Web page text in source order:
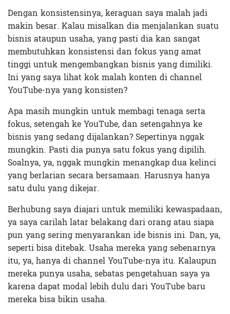
Dengan konsistensinya, keraguan saya malah jadi
makin besar. Kalau misalkan dia menjalankan suatu
bisnis ataupun usaha, yang pasti dia kan sangat
membutuhkan konsistensi dan fokus yang amat
tinggi untuk mengembangkan bisnis yang dimiliki.
Ini yang saya lihat kok malah konten di channel
YouTube-nya yang konsisten?
Apa masih mungkin untuk membagi tenaga serta
fokus, setengah ke YouTube, dan setengahnya ke
bisnis yang sedang dijalankan? Sepertinya nggak
mungkin. Pasti dia punya satu fokus yang dipilih.
Soalnya, ya, nggak mungkin menangkap dua kelinci
yang berlarian secara bersamaan. Harusnya hanya
satu dulu yang dikejar.
Berhubung saya diajari untuk memiliki kewaspadaan,
ya saya carilah latar belakang dari orang atau siapa
pun yang sering menyarankan ide bisnis ini. Dan, ya,
seperti bisa ditebak. Usaha mereka yang sebenarnya
itu, ya, hanya di channel YouTube-nya itu. Kalaupun
mereka punya usaha, sebatas pengetahuan saya ya
karena dapat modal lebih dulu dari YouTube baru
mereka bisa bikin usaha.